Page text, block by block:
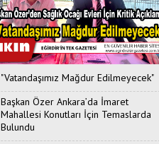
"Vatandaşımız Mağdur Edilmeyecek"
Başkan Özer Ankara’da İmaret
Mahallesi Konutları İçin Temaslarda
Bulundu